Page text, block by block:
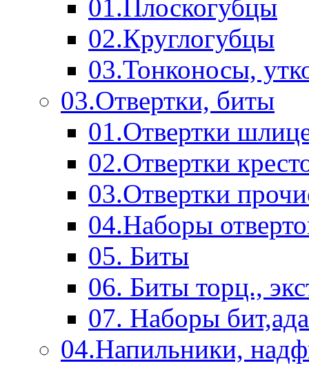
01.Плоскогубцы
02.Круглогубцы
03.Тонконосы,
03.Отвертки, биты
01.Отвертки
02.Отвертки
03.Отвертки
04.Наборы
05. Биты
06. Биты торц.,
07. Наборы
04.Напильники,